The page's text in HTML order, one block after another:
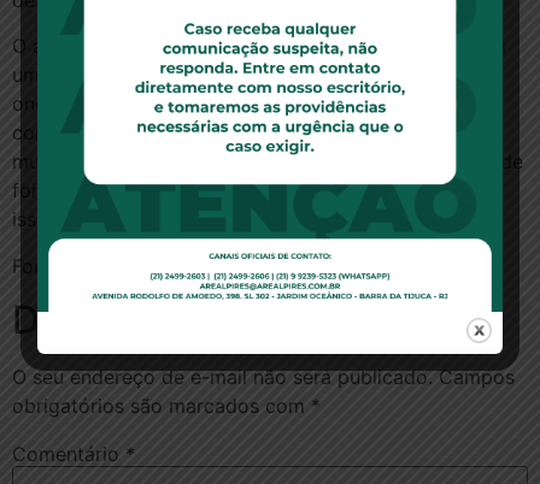
O administrador Marcelo Serrat adquiriu uma casa em
um condomínio na praia de Xangri-Lá, mas o terreno
onde deveriam estar sendo feitas as obras, também
continua vazio. “O dinheiro está em algum lugar. É
muito dinheiro, são áreas vazias como esta, então onde
foi o dinheiro? Se está pago, onde está o dinheiro? É
isso que a gente quer uma resposta”, diz.
Fonte:
Deixe um comentário
O seu endereço de e-mail não será publicado. Campos
obrigatórios são marcados com *
Comentário *